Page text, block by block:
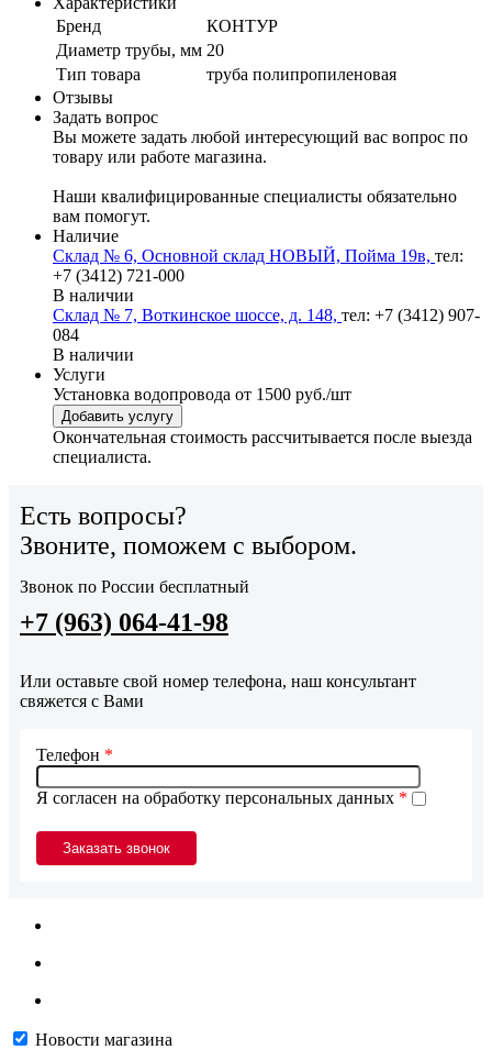
Бренд
КОНТУР
Диаметр трубы, мм 20
Тип товара
труба полипропиленовая
Отзывы
Задать вопрос
Вы можете задать любой интересующий вас вопрос по
товару или работе магазина.
Наши квалифицированные специалисты обязательно
вам помогут.
Наличие
Склад № 6, Основной склад НОВЫЙ, Пойма 19в, тел:
+7 (3412) 721-000
В наличии
Склад № 7, Воткинское шоссе, д. 148, тел: +7 (3412) 907-
084
В наличии
Услуги
Установка водопровода от 1500 руб./шт
Добавить услугу
Окончательная стоимость рассчитывается после выезда
специалиста.
Есть вопросы?
Звоните, поможем с выбором.
Звонок по России бесплатный
+7 (963) 064-41-98
Или оставьте свой номер телефона, наш консультант
свяжется с Вами
Я согласен на обработку персональных данных *
Телефон *
Новости магазина